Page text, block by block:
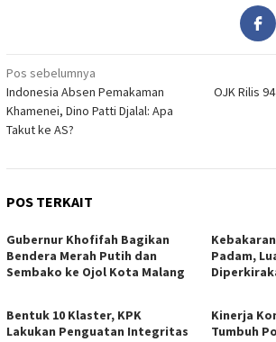
Navigasi
pos
Pos sebelumnya
Indonesia Absen Pemakaman
Khamenei, Dino Patti Djalal: Apa
Takut ke AS?
OJK Rilis
POS TERKAIT
Gubernur Khofifah Bagikan
Bendera Merah Putih dan
Sembako ke Ojol Kota Malang
Padam,
Bentuk 10 Klaster, KPK
Lakukan Penguatan Integritas
Kinerja
Tumbuh